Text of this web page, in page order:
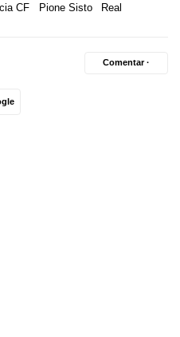
CF Pione Sisto
Real
Comentar ·